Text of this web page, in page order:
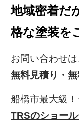
地域密着だ
格な塗装を
お問い合わせは
無料見積り・
船橋市最大級
TRSのショー